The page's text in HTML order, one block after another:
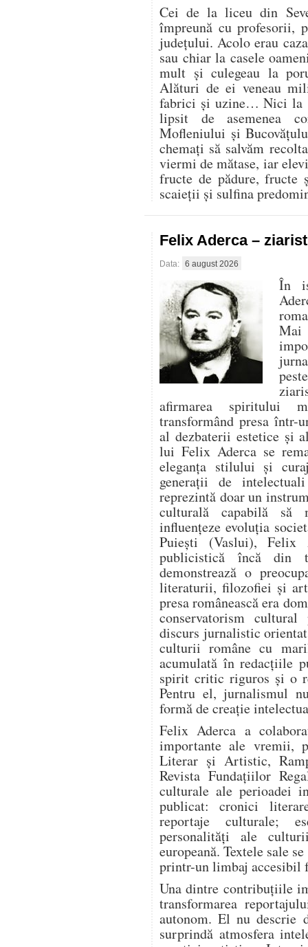
Cei de la liceu din
împreună cu profesorii,
județului. Acolo erau
sau chiar la casele
mult și culegeau la
Alături de ei veneau
fabrici și uzine… Nici la
lipsit de asemenea
Mofleniului și
chemați să salvăm
viermi de mătase, iar
fructe de pădure, fructe
scaieții și sulfina
Felix Aderca –
Data: 6 august 2026
În
Mai
afirmarea spiritului
transformând presa
al dezbaterii estetice și
lui Felix Aderca se
eleganța stilului și
generații de
reprezintă doar un
culturală capabilă să
influențeze evoluția
Puiești (Vaslui), Felix
publicistică încă din
demonstrează o
literaturii, filozofiei și
presa românească era
conservatorism
discurs jurnalistic
culturii române cu
acumulată în redacțiile
spirit critic riguros și o
Pentru el, jurnalismul
formă de creație
Felix Aderca a
importante ale vremii,
Literar și Artistic,
Revista Fundațiilor
culturale ale perioadei
publicat: cronici
reportaje culturale;
personalități ale
europeană. Textele sale
printr-un limbaj accesibil
Una dintre contribuțiile
transformarea
autonom. El nu descrie
surprindă atmosfera